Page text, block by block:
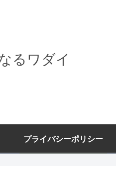
るワダイ
プライバシーポリシー